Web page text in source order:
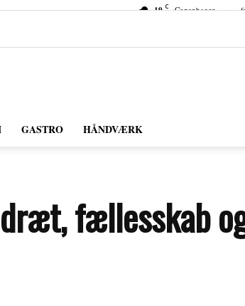
19 C Copenhagen
GASTRO HÅNDVÆRK
fællesskab